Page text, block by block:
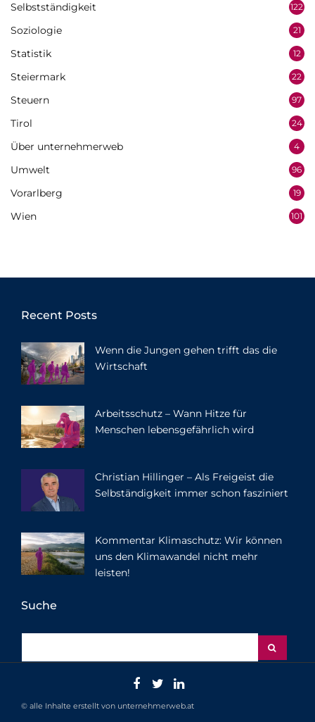
Selbstständigkeit 122
Soziologie 21
Statistik 12
Steiermark 22
Steuern 97
Tirol 24
Über unternehmerweb 4
Umwelt 96
Vorarlberg 19
Wien 101
Recent Posts
Wenn die Jungen gehen trifft das die
Wirtschaft
Arbeitsschutz – Wann Hitze für
Menschen lebensgefährlich wird
Christian Hillinger – Als Freigeist die
Selbständigkeit immer schon fasziniert
Kommentar Klimaschutz: Wir können
uns den Klimawandel nicht mehr
leisten!
Suche
© alle Inhalte erstellt von unternehmerweb.at